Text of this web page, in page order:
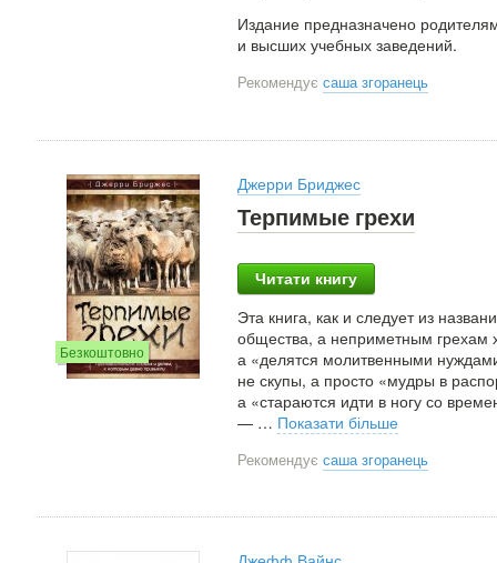
Издание предназначено
и высших учебных заведений.
Рекомендує саша згоранець
Безкоштовно
Джерри Бриджес
Терпимые грехи
Читати книгу
Эта книга, как и следует из
общества, а неприметным грехам
а «делятся молитвенными
не скупы, а просто «мудры в
а «стараются идти в ногу со
— … Показати більше
Рекомендує саша згоранець